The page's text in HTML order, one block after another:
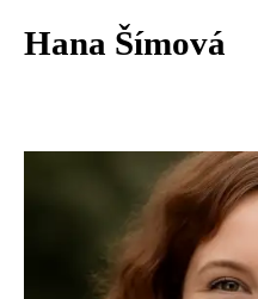
Hana Šímová